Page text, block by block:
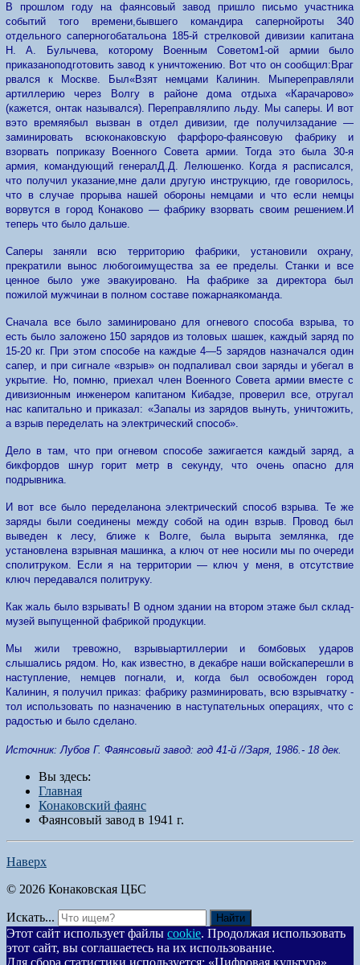
В прошлом году на фаянсовый завод пришло письмо участника
событий того времени,бывшего командира сапернойроты 340
отдельного саперногобатальона 185-й стрелковой дивизиикапитана
Н. А.
Булычева, которому Военным Советом1-ой армии было
приказаноподготовить завод к уничтожению. Вот что онсообщил: Враг
рвался к Москве. Был«Взят немцами Калинин. Мыпереправляли
артиллериючерез Волгу в районе дома отдыха «Карачарово»
(кажется, онтакназывался). Переправлялипо льду. Мы саперы. И вот
вэто времяябыл вызван в отдел дивизии, где получилзадание —
заминировать всюконаковскую фарфоро-фаянсовую фабрику и
взорвать поприказу Военного Совета армии. Тогда это была 30-я
армия, командующий генералД.Д. Лелюшенко. Когда я расписался,
что получил указание,мне дали другую инструкцию, где говорилось,
что в случае прорыва нашей обороны немцами и что если немцы
ворвутся в город Конаково — фабрику взорвать своим решением. И
теперь что было дальше.
Саперы заняли всю территорию фабрики, установили охрану,
прекратили вынос любогоимущества за ее пределы. Станки и все
ценное было уже эвакуировано. На фабрике за директора был
пожилой мужчинаи в полном составе пожарнаякоманда.
Сначала все было заминировано для огневого способа взрыва, то
есть было заложено 150 зарядов из толовых шашек, каждый заряд по
15-20 кг. При этом способе на каждые 4—5 зарядов назначался один
сапер, и при сигнале «взрыв» он подпаливал свои заряды и убегал в
укрытие. Но, помню, приехал член Военного Совета армии вместе с
дивизионным инженером капитаном Кибадзе, проверил все, отругал
нас капитально и приказал: «Запалы из зарядов вынуть, уничтожить,
а взрыв переделать на электрический способ».
Дело в там, что при огневом способе зажигается каждый заряд, а
бикфордов шнур горит метр в секунду, что очень опасно для
подрывника.
И вот всебыло переделанона электрический способ взрыва. Те же
заряды были соединены между собой на один взрыв. Провод был
выведен к лесу, ближе к Волге, была вырыта землянка, где
установлена взрывная машинка, а ключ oт нее носили мы по очереди
сполитруком. Если я на территории — ключ у меня, вотсутствие
ключ передавался политруку.
Как жаль было взрывать! В одном здании на втором этаже был склад-
музей выпущенной фабрикой продукции.
Мы жили тревожно, взрывыартиллерии и бомбовых ударов
слышались рядом. Но, как известно, в декабре наши войскаперешли в
наступление, немцев погнали, и, когда был освобожден город
Калинин, я получил приказ: фабрику разминировать, всю взрывчатку -
тол использовать по назначению в наступательных операциях, что с
радостью и было сделано.
Источник: Лубов Г. Фаянсовый завод: год 41-й //Заря, 1986.- 18 дек.
Вы здесь:
Главная
Конаковский фаянс
Фаянсовый завод в 1941 г.
Наверх
© 2026 Конаковская ЦБС
Искать... Найти
Этот сайт использует файлы cookie. Продолжая использовать
этот сайт, вы соглашаетесь на их использование.
Для сбора статистики используется: «Цифровая культура».